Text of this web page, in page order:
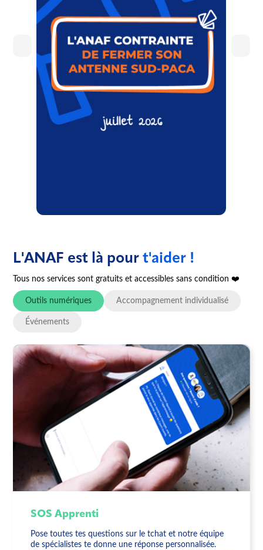
L'ANAF est là pourt'aider !
Outils numériques Accompagnement individualisé
Événements
Tous nos services sont gratuits et accessibles sans condition ❤️
SOS Apprenti
Pose toutes tes questions sur le tchat et notre équipe
de spécialistes te donne une réponse personnalisée.